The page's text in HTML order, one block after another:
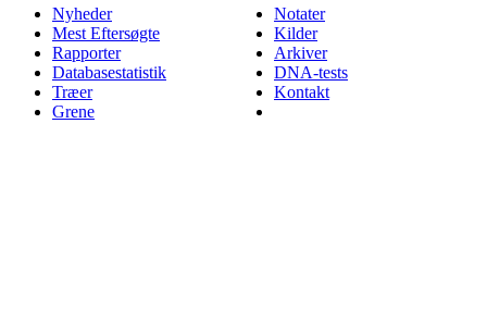
Nyheder
Mest Eftersøgte
Rapporter
Databasestatistik
Træer
Grene
Notater
Kilder
Arkiver
DNA-tests
Kontakt